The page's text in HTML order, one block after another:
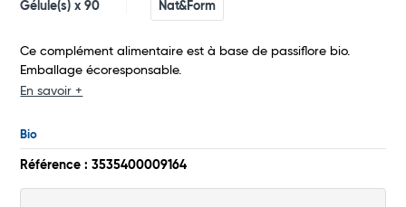
Commander
Gélule(s) x 90 Nat&Form
Ce complément alimentaire est à base de passiflore bio.
Emballage écoresponsable.
En savoir +
Bio
Référence : 3535400009164